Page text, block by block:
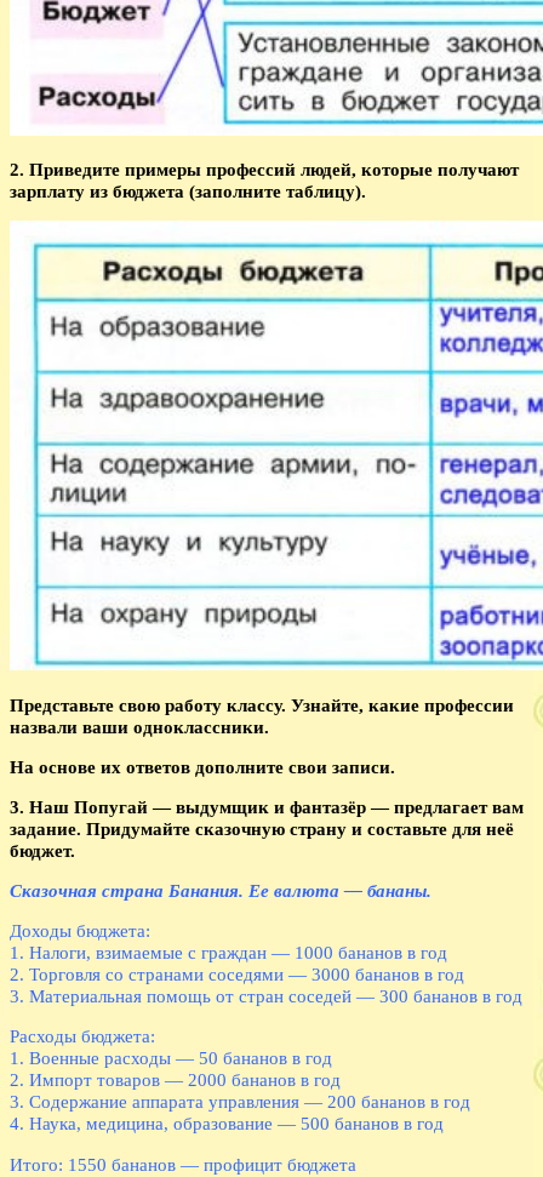
2. Приведите примеры профессий людей, которые получают
зарплату из бюджета (заполните таблицу).
Представьте свою работу классу. Узнайте, какие профессии
назвали ваши одноклассники.
На основе их ответов дополните свои записи.
3. Наш Попугай — выдумщик и фантазёр — предлагает вам
задание. Придумайте сказочную страну и составьте для неё
бюджет.
Сказочная страна Банания. Ее валюта — бананы.
Доходы бюджета:
1. Налоги, взимаемые с граждан — 1000 бананов в год
2. Торговля со странами соседями — 3000 бананов в год
3. Материальная помощь от стран соседей — 300 бананов в год
Расходы бюджета:
1. Военные расходы — 50 бананов в год
2. Импорт товаров — 2000 бананов в год
3. Содержание аппарата управления — 200 бананов в год
4. Наука, медицина, образование — 500 бананов в год
Итого: 1550 бананов — профицит бюджета